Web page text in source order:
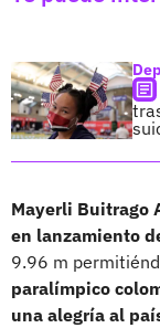
Mayerli Buitrago
en lanzamiento
9.96 m
paralímpico
una alegría al